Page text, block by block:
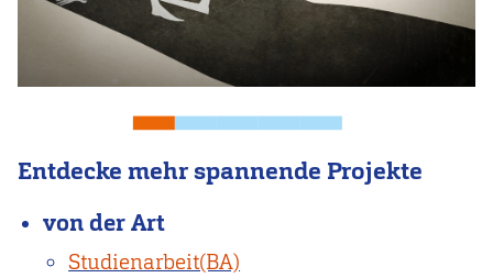
Entdecke mehr spannende Projekte
von der Art
Studienarbeit(BA)